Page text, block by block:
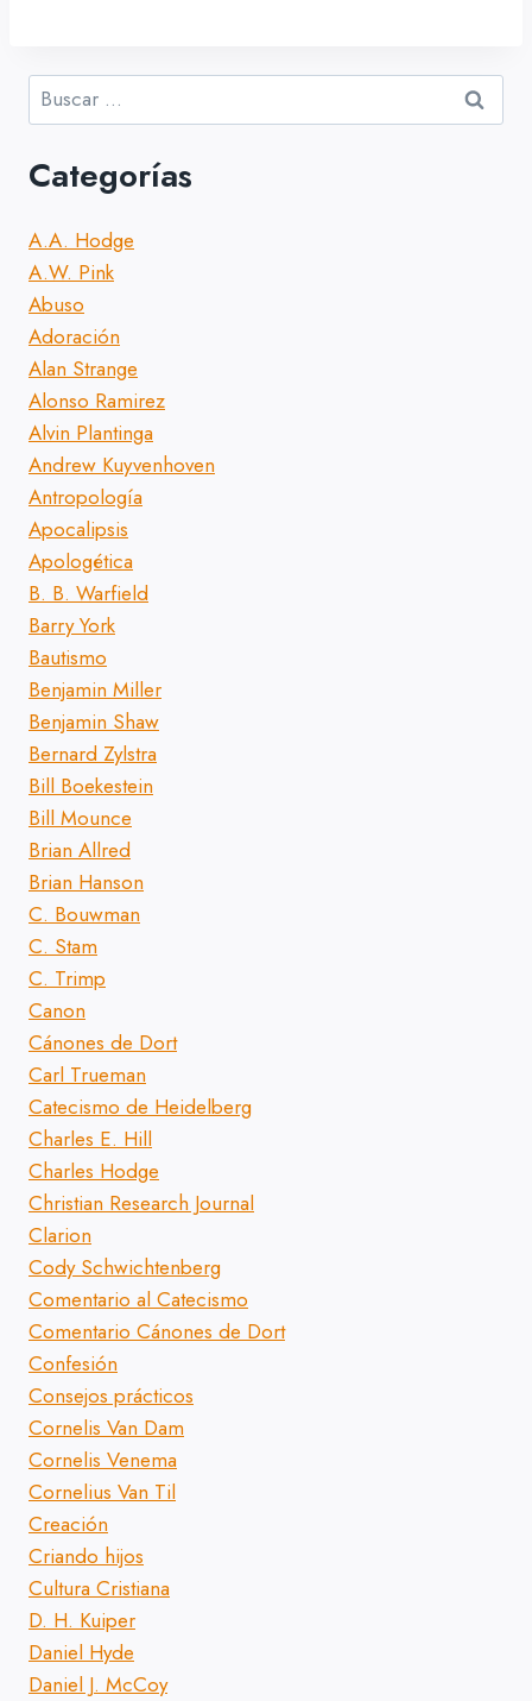
Buscar:
Categorías
A.A. Hodge
A.W. Pink
Abuso
Adoración
Alan Strange
Alonso Ramirez
Alvin Plantinga
Andrew Kuyvenhoven
Antropología
Apocalipsis
Apologética
B. B. Warfield
Barry York
Bautismo
Benjamin Miller
Benjamin Shaw
Bernard Zylstra
Bill Boekestein
Bill Mounce
Brian Allred
Brian Hanson
C. Bouwman
C. Stam
C. Trimp
Canon
Cánones de Dort
Carl Trueman
Catecismo de Heidelberg
Charles E. Hill
Charles Hodge
Christian Research Journal
Clarion
Cody Schwichtenberg
Comentario al Catecismo
Comentario Cánones de Dort
Confesión
Consejos prácticos
Cornelis Van Dam
Cornelis Venema
Cornelius Van Til
Creación
Criando hijos
Cultura Cristiana
D. H. Kuiper
Daniel Hyde
Daniel J. McCoy